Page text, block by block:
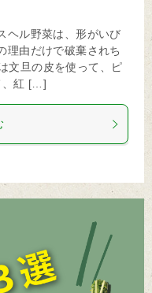
ヘル野菜は、形がいび
理由だけで破棄されち
文旦の皮を使って、ピ
、紅 […]